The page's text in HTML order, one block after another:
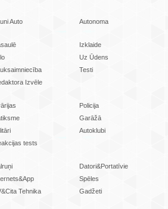
Auto Autonoma
Izklaide
Uz Ūdens
Testi
Izvēle
Policija
Garāžā
Autoklubi
tests
Datori&Portatīvie
Spēles
Tehnika
Gadžeti